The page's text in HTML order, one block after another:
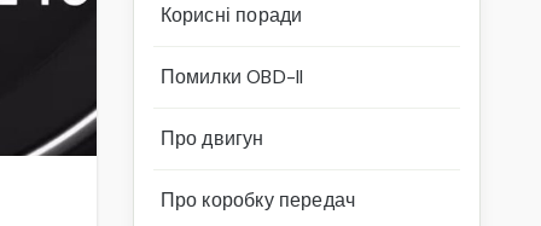
Корисні поради
Помилки OBD-II
Про двигун
Про коробку передач